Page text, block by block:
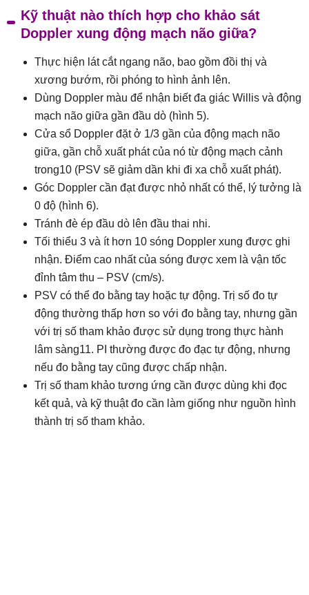
Kỹ thuật nào thích hợp cho khảo sát
Doppler xung động mạch não giữa?
Thực hiện lát cắt ngang não, bao gồm đồi thị và
xương bướm, rồi phóng to hình ảnh lên.
Dùng Doppler màu để nhận biết đa giác Willis và động
mạch não giữa gần đầu dò (hình 5).
Cửa sổ Doppler đặt ở 1/3 gần của động mạch não
giữa, gần chỗ xuất phát của nó từ động mạch cảnh
trong10 (PSV sẽ giảm dần khi đi xa chỗ xuất phát).
Góc Doppler cần đạt được nhỏ nhất có thể, lý tưởng là
0 độ (hình 6).
Tránh đè ép đầu dò lên đầu thai nhi.
Tối thiểu 3 và ít hơn 10 sóng Doppler xung được ghi
nhận. Điểm cao nhất của sóng được xem là vận tốc
đỉnh tâm thu – PSV (cm/s).
PSV có thể đo bằng tay hoặc tự động. Trị số đo tự
động thường thấp hơn so với đo bằng tay, nhưng gần
với trị số tham khảo được sử dụng trong thực hành
lâm sàng11. PI thường được đo đạc tự động, nhưng
nếu đo bằng tay cũng được chấp nhận.
Trị số tham khảo tương ứng cần được dùng khi đọc
kết quả, và kỹ thuật đo cần làm giống như nguồn hình
thành trị số tham khảo.